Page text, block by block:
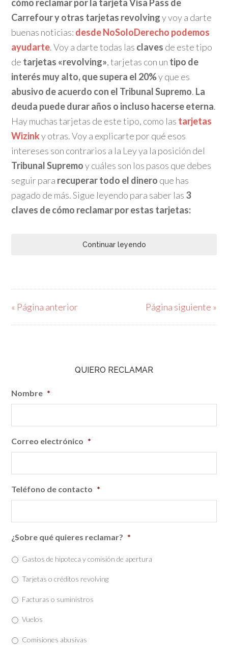
cómo reclamarpor la tarjeta Visa Pass de
Carrefour y otras tarjetas revolvingy voy a darte
buenas noticias: desde NoSoloDerecho podemos
ayudarte. Voy a darte todas las claves de este tipo
de tarjetas «revolving», tarjetas con un tipo de
interés muy alto, que supera el 20%y que es
abusivo de acuerdo con el Tribunal Supremo. La
deuda puede durar años o incluso hacerse eterna.
Hay muchas tarjetas de este tipo, como las tarjetas
Wizinky otras. Voy a explicarte por qué esos
intereses son contrarios a la Ley ya la posición del
Tribunal Supremoy cuáles son los pasos que debes
seguir para recuperar todo el dinero que has
pagado de más. Sigue leyendo para saber las 3
claves de cómo reclamar por estas tarjetas:
Continuar leyendo
« Página anterior Página siguiente »
QUIERO RECLAMAR
Nombre *
Correo electrónico *
Teléfono de contacto *
¿Sobre qué quieres reclamar? *
Gastos de hipoteca y comisión de apertura
Tarjetas o créditos revolving
Facturas o suministros
Vuelos
Comisiones abusivas